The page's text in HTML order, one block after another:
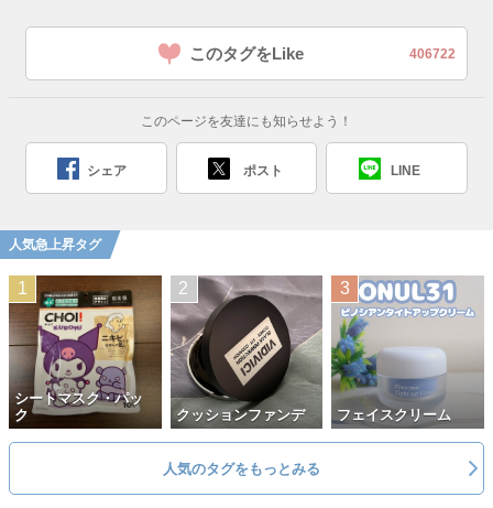
このタグをLike 406722
このページを友達にも知らせよう！
シェア ポスト LINE
人気急上昇タグ
シートマスク・パッ
ク
クッションファンデ フェイスクリーム
人気のタグをもっとみる